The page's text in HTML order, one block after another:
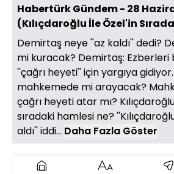
Habertürk Gündem - 28
(Kılıçdaroğlu İle Özel'in
Demirtaş neye ''az kaldı'' dedi?
mi kuracak? Demirtaş: Ezberleri
''çağrı heyeti'' için yargıya gidiyor.
mahkemede mi arayacak?
çağrı heyeti atar mı?
sıradaki hamlesi ne?
aldı'' iddi... Daha Fazla Göster